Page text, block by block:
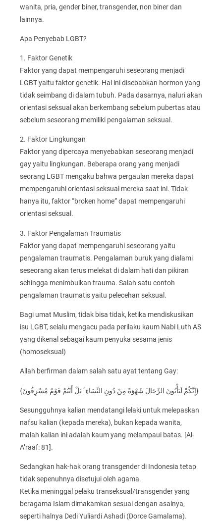
wanita, pria, gender biner, transgender, non biner dan
lainnya.
Apa Penyebab LGBT?
1. Faktor Genetik
Faktor yang dapat mempengaruhi seseorang menjadi
LGBT yaitu faktor genetik. Hal ini disebabkan hormon yang
tidak seimbang di dalam tubuh. Pada dasarnya, naluri akan
orientasi seksual akan berkembang sebelum pubertas atau
sebelum seseorang memiliki pengalaman seksual.
2. Faktor Lingkungan
Faktor yang dipercaya menyebabkan seseorang menjadi
gay yaitu lingkungan. Beberapa orang yang menjadi
seorang LGBT mengaku bahwa pergaulan mereka dapat
mempengaruhi orientasi seksual mereka saat ini. Tidak
hanya itu, faktor “broken home” dapat mempengaruhi
orientasi seksual.
3. Faktor Pengalaman Traumatis
Faktor yang dapat mempengaruhi seseorang yaitu
pengalaman traumatis. Pengalaman buruk yang dialami
seseorang akan terus melekat di dalam hati dan pikiran
sehingga menimbulkan trauma. Salah satu contoh
pengalaman traumatis yaitu pelecehan seksual.
Bagi umat Muslim, tidak bisa tidak, ketika mendiskusikan
isu LGBT, selalu mengacu pada perilaku kaum Nabi Luth AS
yang dikenal sebagai kaum penyuka sesama jenis
(homoseksual)
Allah berfirman dalam salah satu ayat tentang Gay:
{إِنَّكُمْ لَتَأْتُونَ الرِّجَالَ شَهْوَةً مِنْ دُونِ النِّسَاءِ ۚ بَلْ أَنْتُمْ قَوْمٌ مُسْرِفُونَ}
Sesungguhnya kalian mendatangi lelaki untuk melepaskan
nafsu kalian (kepada mereka), bukan kepada wanita,
malah kalian ini adalah kaum yang melampaui batas. [Al-
A’raaf: 81].
Sedangkan hak-hak orang transgender di Indonesia tetap
tidak sepenuhnya disetujui oleh agama.
Ketika meninggal pelaku transeksual/transgender yang
beragama Islam dimakamkan sesuai dengan asalnya,
seperti halnya Dedi Yuliardi Ashadi (Dorce Gamalama).